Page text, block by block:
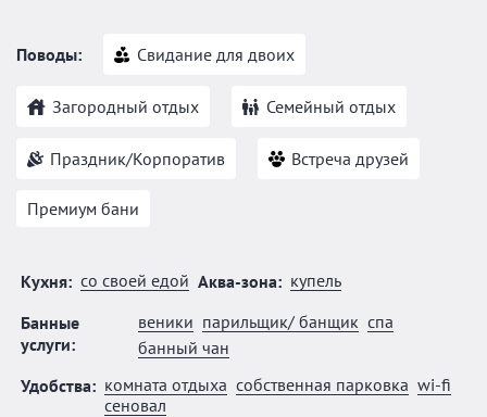
Поводы: Свидание для двоих
Загородный отдых Семейный отдых
Праздник/Корпоратив Встреча друзей
Премиум бани
Кухня: со своей едой Аква-зона: купель
Банные
услуги:
веники парильщик/ банщик спа
банный чан
Удобства: комната отдыха собственная парковка wi-fi
сеновал